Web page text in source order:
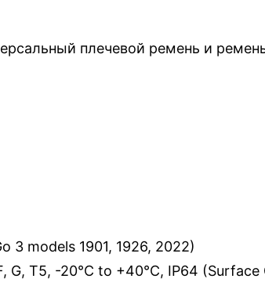
плечевой ремень и
3 models 1901, 1926, 2022)
T5, -20°C to +40°C, IP64 (Surface